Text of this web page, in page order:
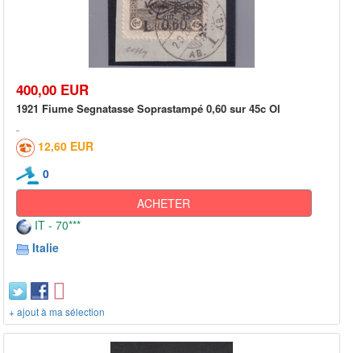
400,00 EUR
1921 Fiume Segnatasse Soprastampé 0,60 sur 45c Ol
12,60 EUR
0
ACHETER
IT - 70***
Italie
+ ajout à ma sélection